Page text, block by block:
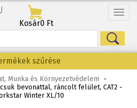
Menü
Kosár0 Ft
szűrése
Munka és Környezetvédelem
-
bevonattal, ráncolt felület, CAT2 -
Winter XL/10